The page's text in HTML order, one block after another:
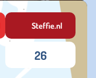
Steffie.nl
26